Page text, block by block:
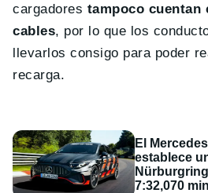
cargadores tampoco cuentan
cables, por lo que los
llevarlos consigo para poder
recarga.
El
establece
7:32,070